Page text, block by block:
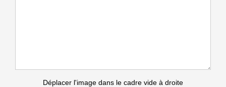
Déplacer l'image dans le cadre vide à droite